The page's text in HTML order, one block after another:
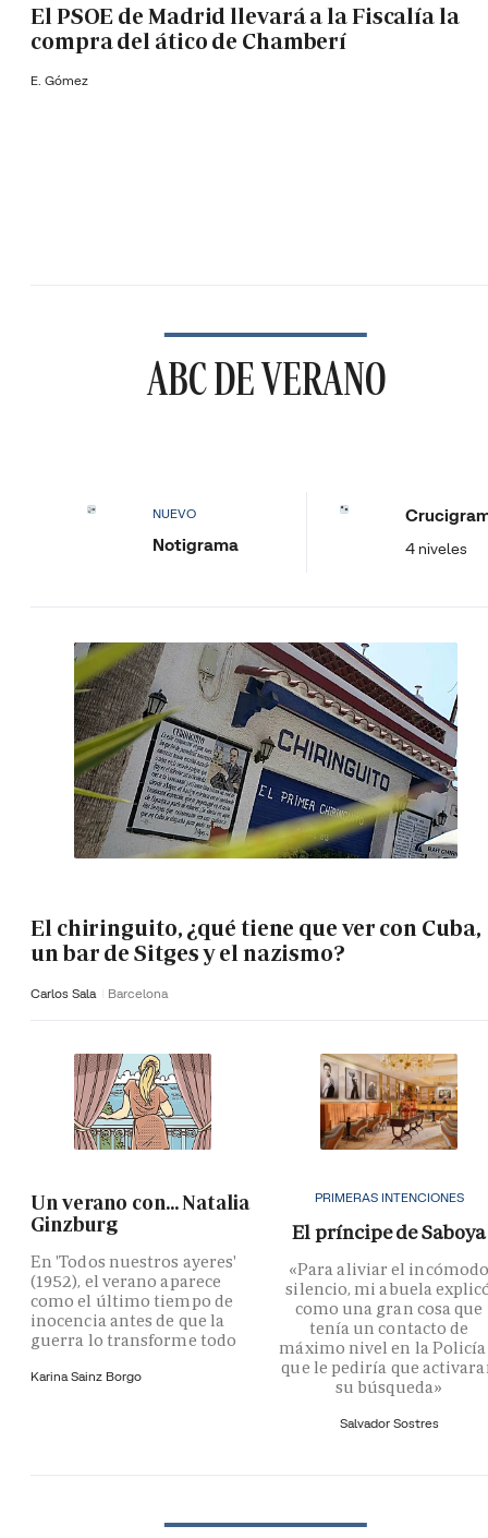
El PSOE de Madrid llevará a la Fiscalía la
compra del ático de Chamberí
E. Gómez
ABC DE VERANO
NUEVO
Notigrama 4 niveles
El chiringuito, ¿qué tiene que ver con Cuba,
un bar de Sitges y el nazismo?
Carlos Sala Barcelona
Un verano con... Natalia
Ginzburg
En 'Todos nuestros ayeres'
(1952), el verano aparece
como el último tiempo de
inocencia antes de que la
guerra lo transforme todo
Karina Sainz Borgo
PRIMERAS INTENCIONES
El príncipe de Saboya
«Para aliviar el incómodo
silencio, mi abuela
como una gran cosa que
tenía un contacto de
máximo nivel en la
que le pediría que
su búsqueda»
Salvador Sostres